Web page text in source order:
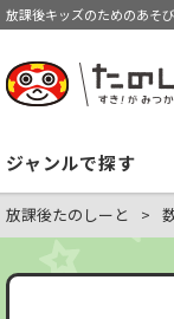
放課後キッズのためのあそ
ジャンルで探す
放課後たのしーと